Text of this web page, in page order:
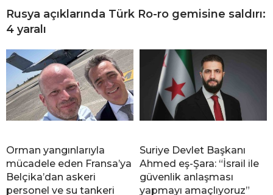
Rusya açıklarında Türk Ro-ro gemisine saldırı:
4 yaralı
Orman yangınlarıyla
mücadele eden Fransa’ya
Belçika’dan askeri
personel ve su tankeri
Suriye Devlet Başkanı
Ahmed eş-Şara: “İsrail ile
güvenlik anlaşması
yapmayı amaçlıyoruz”